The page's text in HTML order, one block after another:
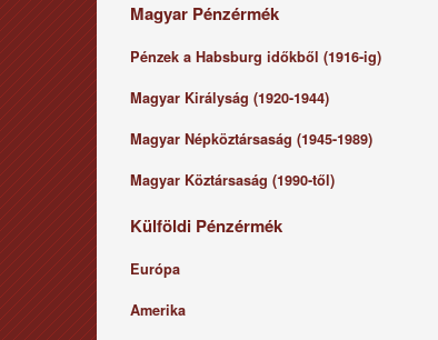
Magyar Pénzérmék
Pénzek a Habsburg időkből (1916-ig)
Magyar Királyság (1920-1944)
Magyar Népköztársaság (1945-1989)
Magyar Köztársaság (1990-től)
Külföldi Pénzérmék
Európa
Amerika